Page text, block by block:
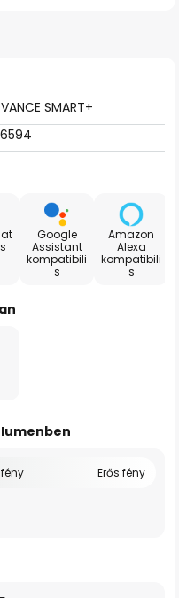
SMART+
Google
Assistant
kompatibili
s
Amazon
Alexa
kompatibili
s
Erős fény